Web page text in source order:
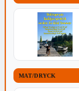
MAT/DRYCK